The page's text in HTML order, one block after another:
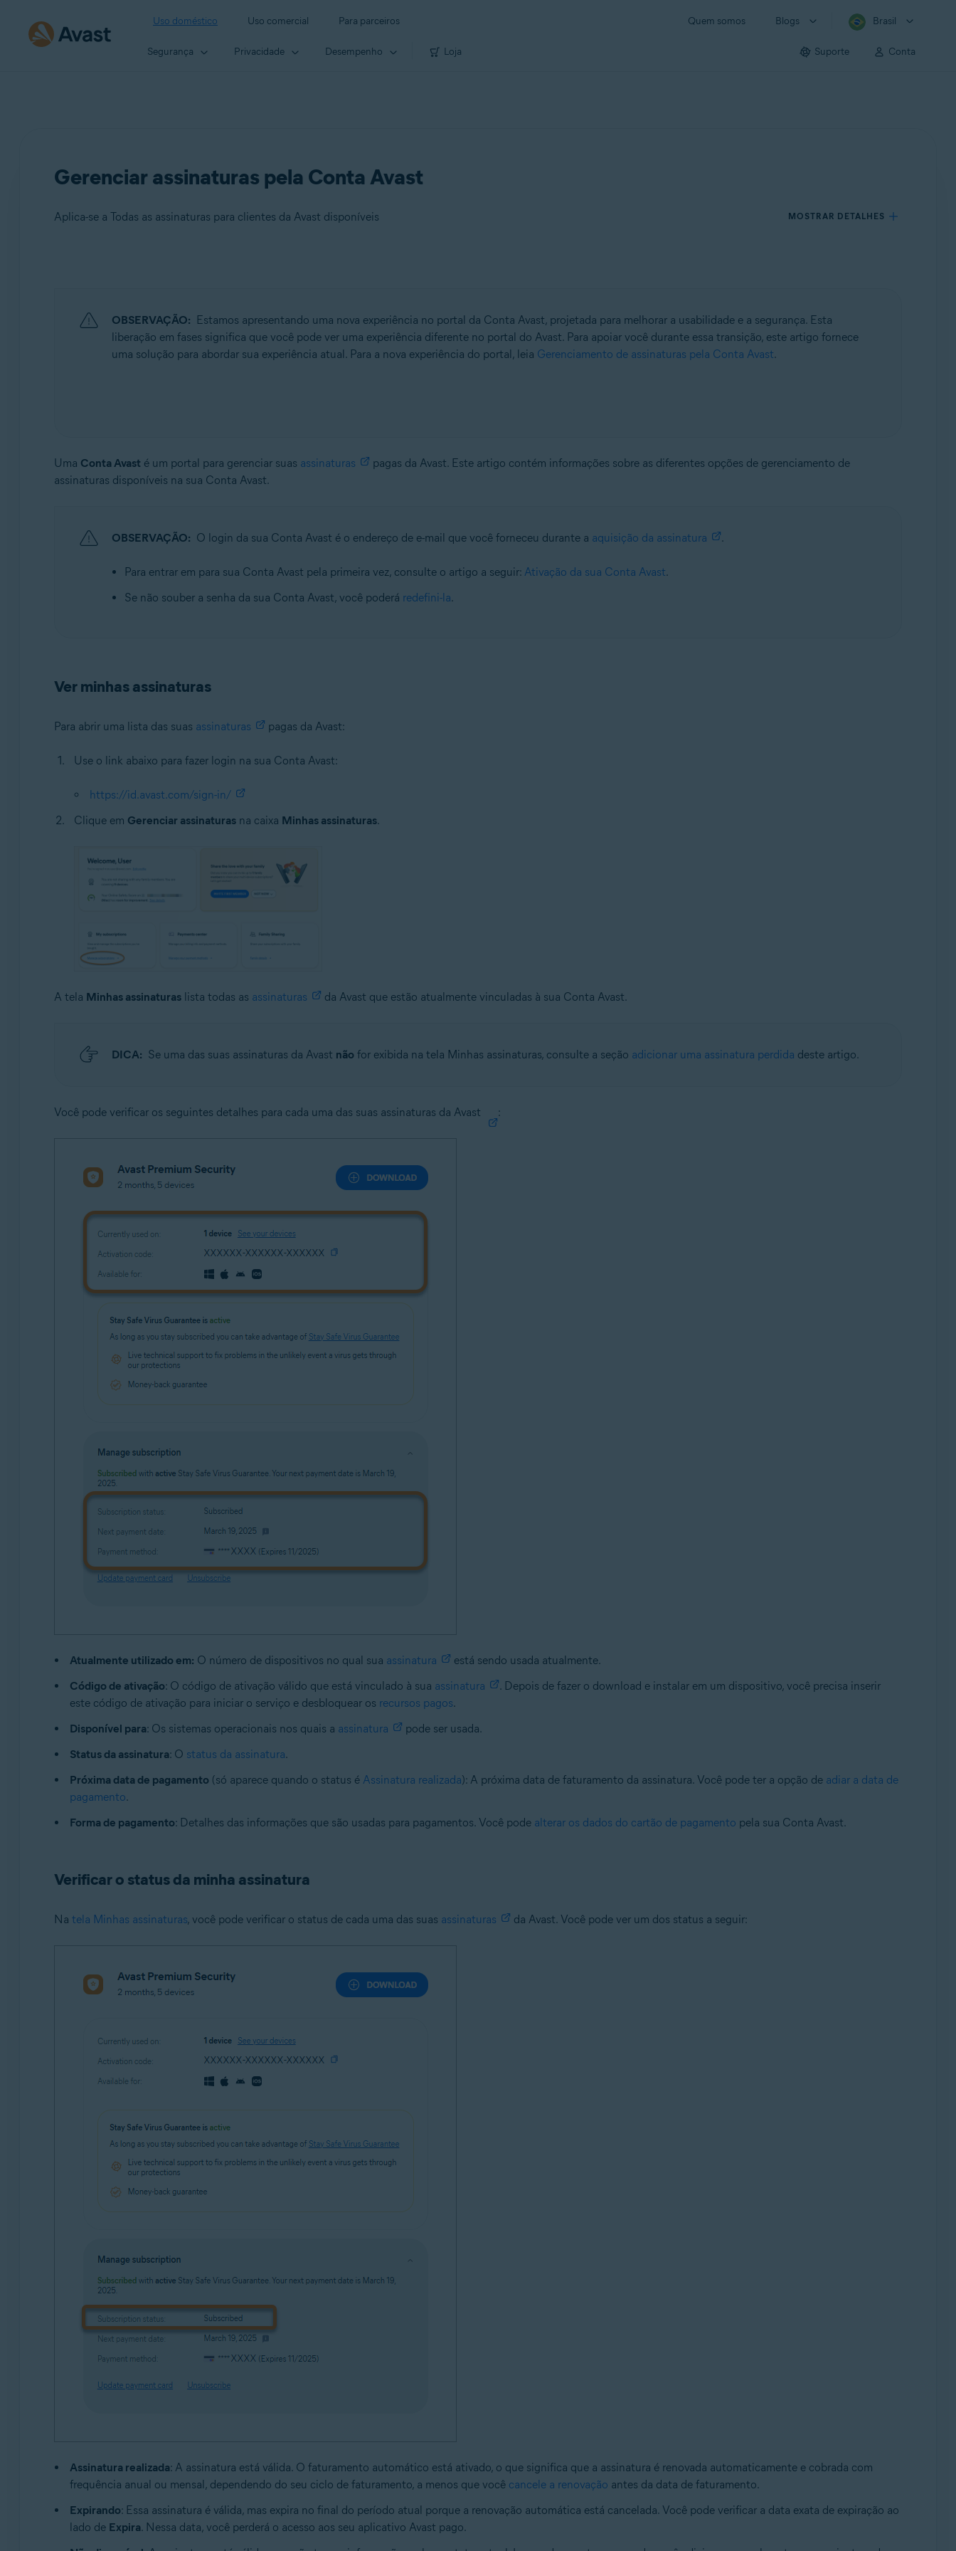
Uso doméstico Uso comercial Para parceiros Quem somos Blogs Brasil
Segurança Privacidade Desempenho Loja Suporte Conta
Gerenciar assinaturas pela Conta Avast
Aplica-se a Todas as assinaturas para clientes da Avast disponíveis MOSTRAR DETALHES
Sistemas operacionais:
Todos os sistemas operacionais compatíveis
OBSERVAÇÃO: Estamos apresentando uma nova experiência no portal da Conta Avast, projetada para melhorar a usabilidade e a segurança. Esta
liberação em fases significa que você pode ver uma experiência diferente no portal do Avast. Para apoiar você durante essa transição, este artigo fornece
uma solução para abordar sua experiência atual. Para a nova experiência do portal, leia Gerenciamento de assinaturas pela Conta Avast.
Uma Conta Avast é um portal para gerenciar suas assinaturas
pagas da Avast. Este artigo contém informações sobre as diferentes opções de gerenciamento de
assinaturas disponíveis na sua Conta Avast.
OBSERVAÇÃO: O login da sua Conta Avast é o endereço de e-mail que você forneceu durante a aquisição da assinatura .
Para entrar em para sua Conta Avast pela primeira vez, consulte o artigo a seguir: Ativação da sua Conta Avast.
Se não souber a senha da sua Conta Avast, você poderá redefini-la.
Ver minhas assinaturas
Para abrir uma lista das suas assinaturas pagas da Avast:
Use o link abaixo para fazer login na sua Conta Avast:
https://id.avast.com/sign-in/
Clique em Gerenciar assinaturasna caixa Minhas assinaturas.
A tela Minhas assinaturaslista todas as assinaturas da Avast que estão atualmente vinculadas à sua Conta Avast.
DICA: Se uma das suas assinaturas da Avast não for exibida na tela Minhas assinaturas, consulte a seção adicionar uma assinatura perdida deste artigo.
Você pode verificar os seguintes detalhes para cada uma das suas assinaturas da Avast :
Atualmente utilizado em: O número de dispositivos no qual sua assinatura
está sendo usada atualmente.
Código de ativação: O código de ativação válido que está vinculado à sua assinatura
. Depois de fazer o download e instalar em um dispositivo, você precisa inserir
este código de ativação para iniciar o serviço e desbloquear os recursos pagos.
Disponível para: Os sistemas operacionais nos quais a assinatura
pode ser usada.
Status da assinatura: O status da assinatura.
Próxima data de pagamento (só aparece quando o status é Assinatura realizada): A próxima data de faturamento da assinatura. Você pode ter a opção de adiar a data de
pagamento.
Forma de pagamento: Detalhes das informações que são usadas para pagamentos. Você pode alterar os dados do cartão de pagamento pela sua Conta Avast.
Verificar o status da minha assinatura
Na tela Minhas assinaturas, você pode verificar o status de cada uma das suas assinaturas da Avast. Você pode ver um dos status a seguir:
Assinatura realizada: A assinatura está válida. O faturamento automático está ativado, o que significa que a assinatura é renovada automaticamente e cobrada com
frequência anual ou mensal, dependendo do seu ciclo de faturamento, a menos que você cancele a renovação antes da data de faturamento.
Expirando: Essa assinatura é válida, mas expira no final do período atual porque a renovação automática está cancelada. Você pode verificar a data exata de expiração ao
lado de Expira. Nessa data, você perderá o acesso aos seu aplicativo Avast pago.